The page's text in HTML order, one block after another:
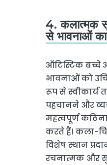
4. कलात्मक
से भावनाओं
ऑटिस्टिक बच्चे
भावनाओं को
रूप से
पहचानने और
महत्वपूर्ण
करते हैं। कला-
विशेष स्थान
रचनात्मक और